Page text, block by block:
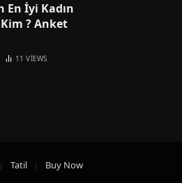
En İyi Kadın
? Anket
11VIEWS
Tatil Buy Now